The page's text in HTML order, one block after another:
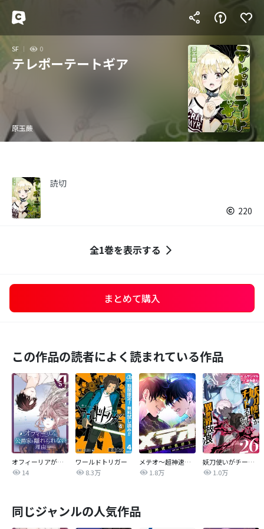
SF 0
テレポーテートギア
原玉蕨
読切
220
全1巻を表示する
まとめて購入
この作品の読者によく読まれている作品
オフィーリアが公爵家を離れられない理由【単行本版】
14
ワールドトリガー
8.3万
メテオ～超神速の救世主～【タテヨミ】
1.8万
妖刀使いがチートスキルをもって異世界放浪 ～生まれ持ったチートは最強！！～
1.0万
同じジャンルの人気作品